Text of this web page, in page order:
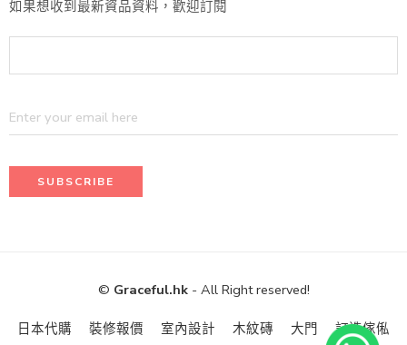
如果想收到最新資品資料，歡迎訂閱
© Graceful.hk- All Right reserved!
日本代購 裝修報價 室內設計 木紋磚 大門 訂造傢俬